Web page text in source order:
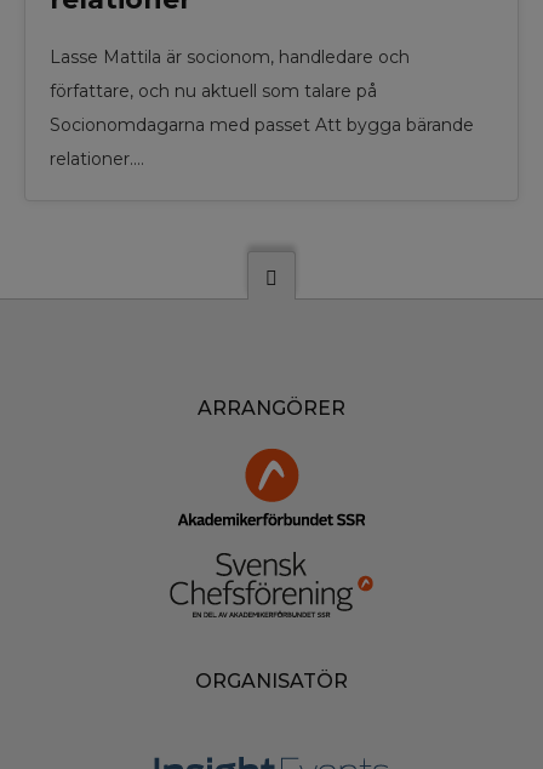
Lasse Mattila är socionom, handledare och
författare, och nu aktuell som talare på
Socionomdagarna med passet Att bygga bärande
relationer.…
ARRANGÖRER
ORGANISATÖR